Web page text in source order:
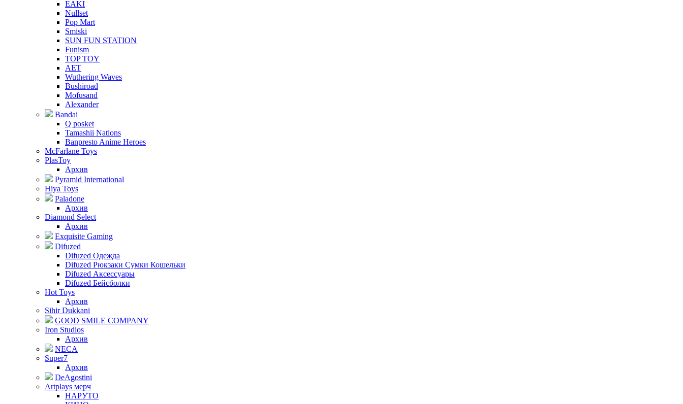
EAKI
Nullset
Pop Mart
Smiski
SUN FUN STATION
Funism
TOP TOY
AET
Wuthering Waves
Bushiroad
Mofusand
Alexander
Bandai
Q posket
Tamashii Nations
Banpresto Anime Heroes
McFarlane Toys
PlasToy
Архив
Pyramid International
Hiya Toys
Paladone
Архив
Diamond Select
Архив
Exquisite Gaming
Difuzed
Difuzed Одежда
Difuzed Рюкзаки Сумки Кошельки
Difuzed Аксессуары
Difuzed Бейсболки
Hot Toys
Архив
Sihir Dukkani
GOOD SMILE COMPANY
Iron Studios
Архив
NECA
Super7
Архив
DeAgostini
Artplays мерч
НАРУТО